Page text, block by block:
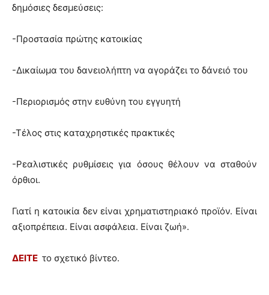
δημόσιες δεσμεύσεις:
-Προστασία πρώτης κατοικίας
-Δικαίωμα του δανειολήπτη να αγοράζει το δάνειό του
-Περιορισμός στην ευθύνη του εγγυητή
-Τέλος στις καταχρηστικές πρακτικές
-Ρεαλιστικές ρυθμίσεις για όσους θέλουν να σταθούν
όρθιοι.
Γιατί η κατοικία δεν είναι χρηματιστηριακό προϊόν. Είναι
αξιοπρέπεια. Είναι ασφάλεια. Είναι ζωή».
ΔΕΙΤΕ το σχετικό βίντεο.